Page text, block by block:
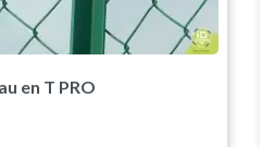
Vert RAL6005
en T PRO